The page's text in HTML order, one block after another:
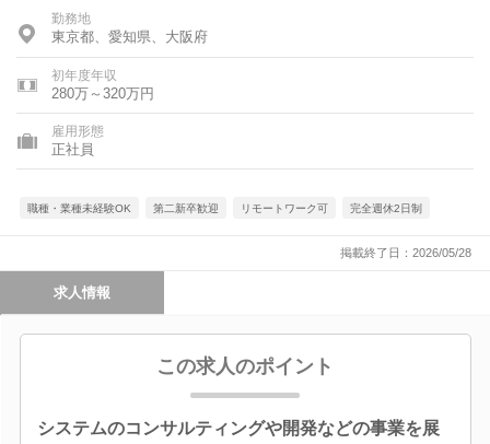
勤務地
東京都、愛知県、大阪府
初年度年収
280万～320万円
雇用形態
正社員
職種・業種未経験OK 第二新卒歓迎 リモートワーク可 完全週休2日制
掲載終了日：2026/05/28
求人情報
この求人のポイント
システムのコンサルティングや開発などの事業を展